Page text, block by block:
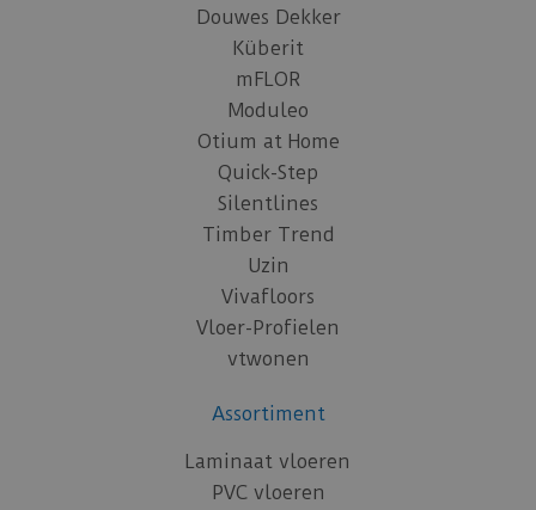
Douwes Dekker
Küberit
mFLOR
Moduleo
Otium at Home
Quick-Step
Silentlines
Timber Trend
Uzin
Vivafloors
Vloer-Profielen
vtwonen
Assortiment
Laminaat vloeren
PVC vloeren